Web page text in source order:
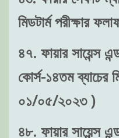
মিডটার্ম পরীক্ষার
৪৭. ফায়ার সায়েন্স
কোর্স-১৪তম ব্যাচের
০১/০৫/২০২৩ )
৪৮. ফায়ার সায়েন্স